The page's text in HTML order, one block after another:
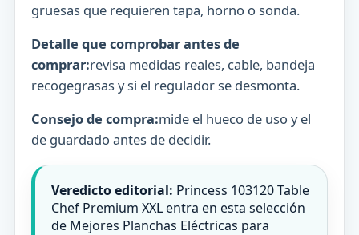
gruesas que requieren tapa, horno o sonda.
Detalle que comprobar antes de
comprar:revisa medidas reales, cable, bandeja
recogegrasas y si el regulador se desmonta.
Consejo de compra:mide el hueco de uso y el
de guardado antes de decidir.
Veredicto editorial: Princess 103120 Table
Chef Premium XXL entra en esta selección
de Mejores Planchas Eléctricas para